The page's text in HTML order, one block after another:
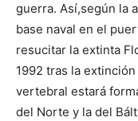
guerra. Así,según la
base naval en el
resucitar la extinta
1992 tras la
vertebral estará
del Norte y la del